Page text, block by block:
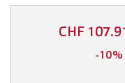
CHF
-